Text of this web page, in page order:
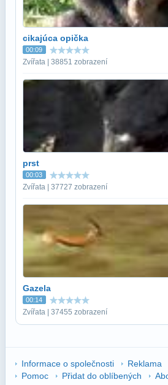
cikajúca opička
00:09
Zvířata | 38851 zobrazení
prst
00:03
Zvířata | 37727 zobrazení
Gazela
00:14
Zvířata | 37455 zobrazení
Informace o společnosti Reklama
Pomoc
Přidat do oblíbených